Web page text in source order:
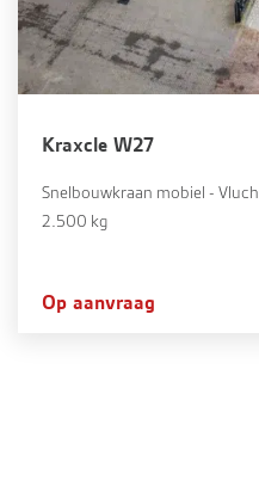
Kraxcle W27
Snelbouwkraan mobiel -
2.500 kg
Op aanvraag